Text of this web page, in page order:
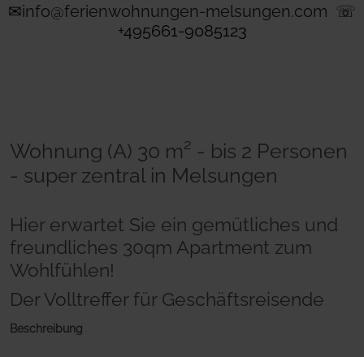
✉info@ferienwohnungen-melsungen.com ☏
+495661-9085123
Wohnung (A) 30 m² - bis 2 Personen
- super zentral in Melsungen
Hier erwartet Sie ein gemütliches und
freundliches 30qm Apartment zum
Wohlfühlen!
Der Volltreffer für Geschäftsreisende
Beschreibung